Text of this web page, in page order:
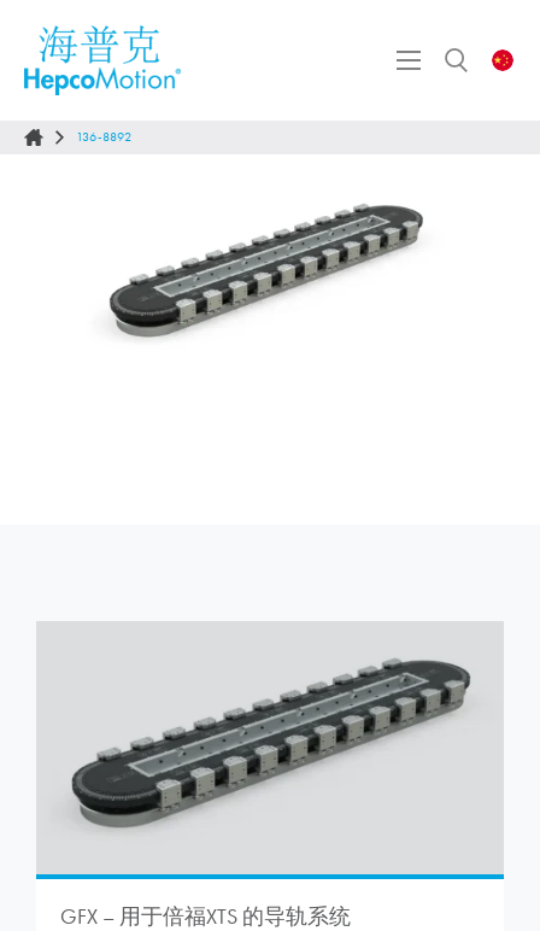
136-8892
GFX – 用于倍福XTS 的导轨系统